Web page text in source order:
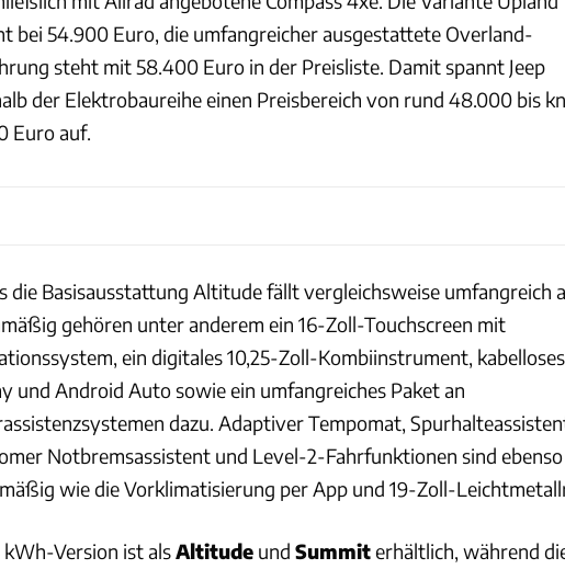
bei 54.900 Euro, die umfangreicher ausgestattete Overland-
steht mit 58.400 Euro in der Preisliste. Damit spannt Jeep
der Elektrobaureihe einen Preisbereich von rund 48.000 bis
Euro auf.
die Basisausstattung Altitude fällt vergleichsweise umfangreich
gehören unter anderem ein 16-Zoll-Touchscreen mit
ein digitales 10,25-Zoll-Kombiinstrument,
und Android Auto sowie ein umfangreiches Paket an
dazu. Adaptiver Tempomat,
Notbremsassistent und Level-2-Fahrfunktionen sind ebenso
wie die Vorklimatisierung per App und 19-Zoll-
kWh-Version ist alsAltitude und Summiterhältlich, während